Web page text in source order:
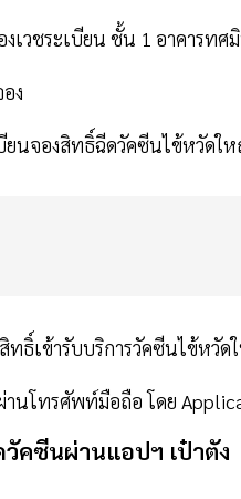
เวชระเบียน ชั้น 1 อาคารทศ
ง
ยนจองสิทธิ์ฉีดวัคซีนไข้หวัดใ
ทธิ์เข้ารับบริการวัคซีนไข้หวั
นโทรศัพท์มือถือ โดย
คซีนผ่านแอปฯ เป๋าตัง